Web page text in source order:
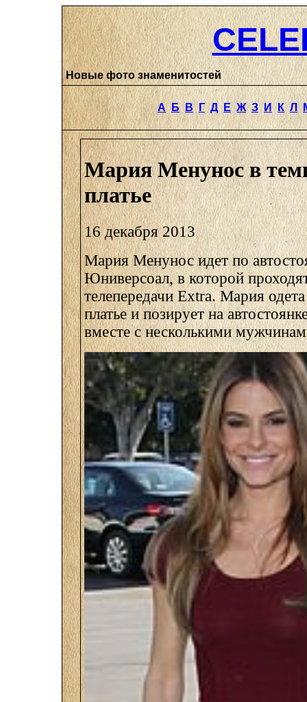
Новые фото знаменитостей
А Б В Г Д Е Ж З И К Л
Мария Менунос в
платье
16 декабря 2013
Мария Менунос идет по
Юниверсоал, в которой
телепередачи Extra. Мария
платье и позирует на
вместе с несколькими